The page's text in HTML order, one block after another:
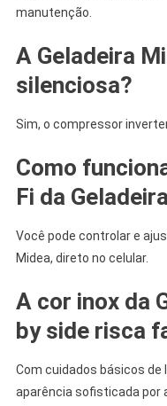
manutenção.
A Geladeira
silenciosa?
Sim, o compressor
Como
Fi da
Você pode controlar e
Midea, direto no celular.
A cor inox da
byside risca
Com cuidados básicos
aparência sofisticada por